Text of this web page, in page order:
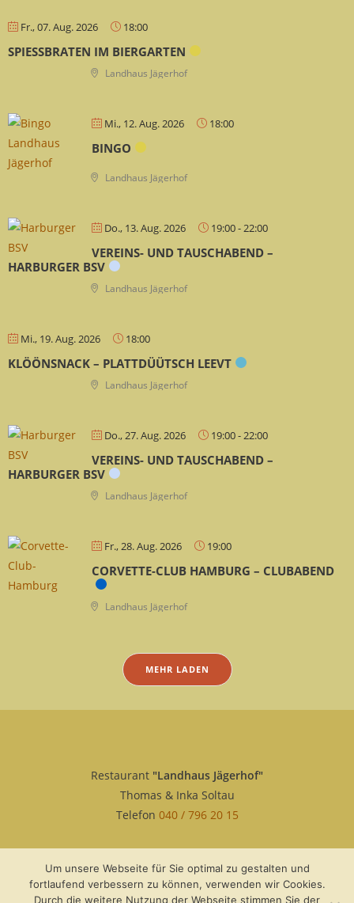
Fr., 07. Aug. 2026 18:00
SPIESSBRATEN IM BIERGARTEN
Landhaus Jägerhof
Mi., 12. Aug. 2026 18:00
BINGO
Landhaus Jägerhof
Do., 13. Aug. 2026 19:00-22:00
VEREINS- UND TAUSCHABEND –
HARBURGER BSV
Landhaus Jägerhof
Mi., 19. Aug. 2026 18:00
KLÖÖNSNACK – PLATTDÜÜTSCH LEEVT
Landhaus Jägerhof
Do., 27. Aug. 2026 19:00-22:00
VEREINS- UND TAUSCHABEND –
HARBURGER BSV
Landhaus Jägerhof
Fr., 28. Aug. 2026 19:00
CORVETTE-CLUB HAMBURG – CLUBABEND
Landhaus Jägerhof
MEHR LADEN
Restaurant "Landhaus Jägerhof"
Thomas & Inka Soltau
Telefon 040 / 796 20 15
Um unsere Webseite für Sie optimal zu gestalten und
fortlaufend verbessern zu können, verwenden wir Cookies.
Durch die weitere Nutzung der Webseite stimmen Sie der